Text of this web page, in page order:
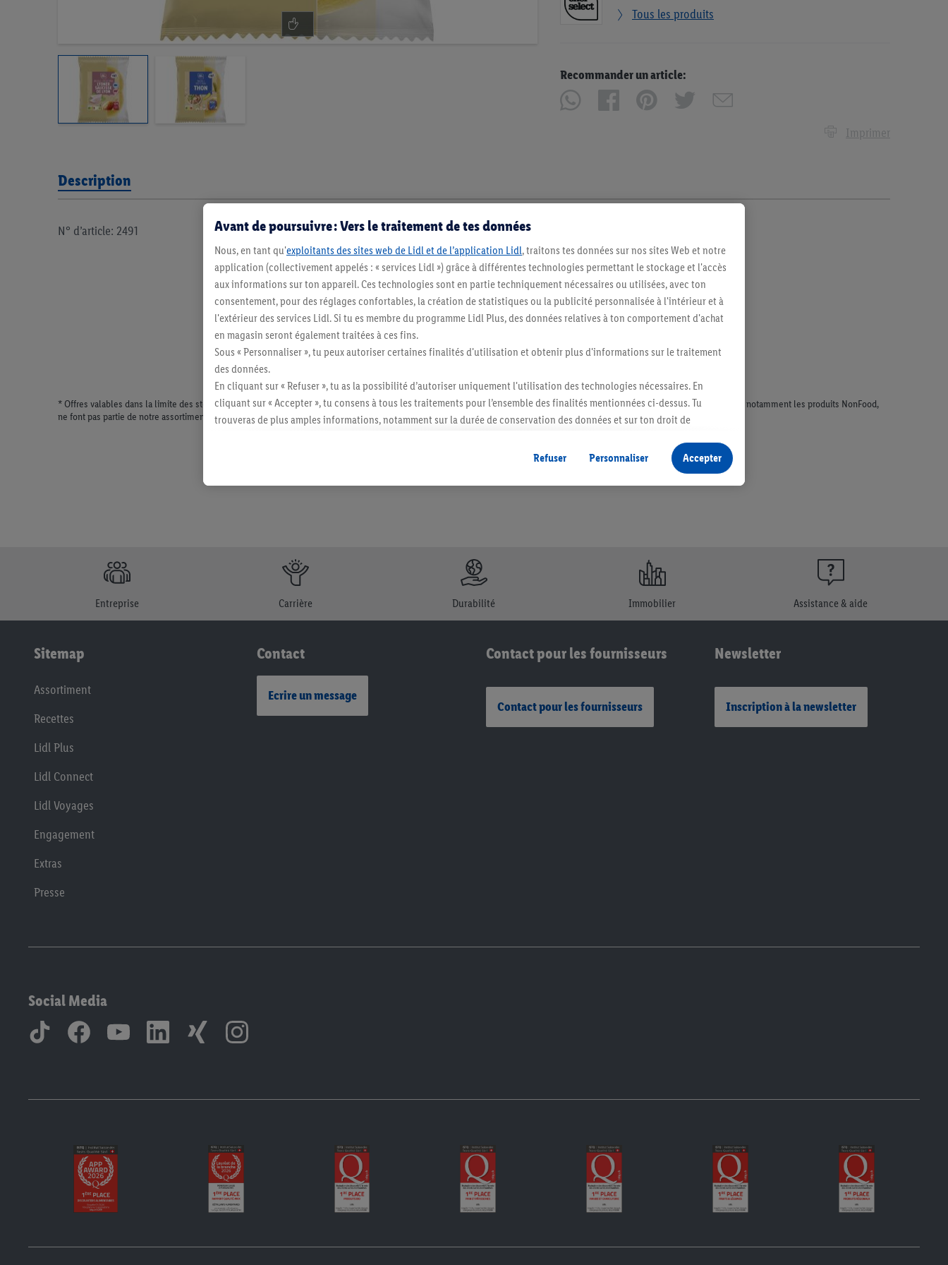
Tous les produits
Recommander un article:
Imprimer
Description
N° d’article: 2491
* Offres valables dans la limite des stocks disponibles. Vente limitée à des quantités usuelles pour un ménage. Vendu sans décoration. Les produits faisant l'objet de la publicité, notamment les produits NonFood,
ne font pas partie de notre assortiment de produits permanents. Ill. semblables.
Entreprise Carrière Durabilité Immobilier Assistance & aide
Sitemap
Assortiment
Recettes
Lidl Plus
Lidl Connect
Lidl Voyages
Engagement
Extras
Presse
Contact
Ecrire un message
Contact pour les fournisseurs
Contact pour les fournisseurs
Newsletter
Inscription à la newsletter
Social Media
Avant de poursuivre : Vers le traitement de tes données
Nous, en tant qu'exploitants des sites web de Lidl et de l’application Lidl, traitons tes données sur nos sites Web et notre
application (collectivement appelés : « services Lidl ») grâce à différentes technologies permettant le stockage et l'accès
aux informations sur ton appareil. Ces technologies sont en partie techniquement nécessaires ou utilisées, avec ton
consentement, pour des réglages confortables, la création de statistiques ou la publicité personnalisée à l'intérieur et à
l'extérieur des services Lidl. Si tu es membre du programme Lidl Plus, des données relatives à ton comportement d'achat
en magasin seront également traitées à ces fins.
Sous « Personnaliser », tu peux autoriser certaines finalités d'utilisation et obtenir plus d'informations sur le traitement
des données.
En cliquant sur « Refuser », tu as la possibilité d’autoriser uniquement l'utilisation des technologies nécessaires. En
cliquant sur « Accepter », tu consens à tous les traitements pour l’ensemble des finalités mentionnées ci-dessus. Tu
trouveras de plus amples informations, notamment sur la durée de conservation des données et sur ton droit de
Refuser Personnaliser Accepter